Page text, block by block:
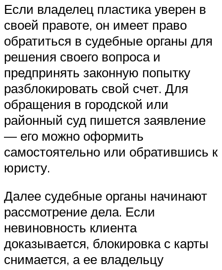
Если владелец пластика уверен в
своей правоте, он имеет право
обратиться в судебные органы для
решения своего вопроса и
предпринять законную попытку
разблокировать свой счет. Для
обращения в городской или
районный суд пишется заявление
— его можно оформить
самостоятельно или обратившись к
юристу.
Далее судебные органы начинают
рассмотрение дела. Если
невиновность клиента
доказывается, блокировка с карты
снимается, а ее владельцу